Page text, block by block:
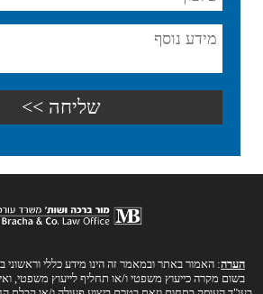
הערה: האמור באתר ובמאמר זה הינו מידע כללי
בשום מקרה כייעוץ משפטי ו/או תחליף לייעוץ משפטי,